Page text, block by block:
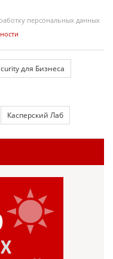
персональных данных
для Бизнеса
Касперский Лаб